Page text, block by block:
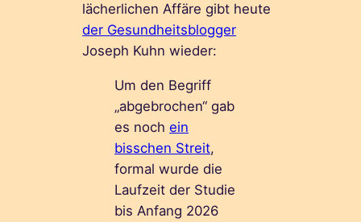
lächerlichen Affäre gibt heute
der Gesundheitsblogger
Joseph Kuhn wieder:
Um den Begriff
„abgebrochen“ gab
es nochein
bisschen Streit,
formal wurde die
Laufzeit der Studie
bis Anfang 2026